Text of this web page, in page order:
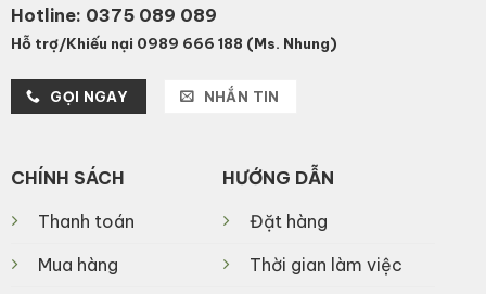
Hotline: 0375 089 089
Hỗ trợ/Khiếu nại 0989 666 188 (Ms. Nhung)
GỌI NGAY NHẮN TIN
CHÍNH SÁCH
Thanh toán
Mua hàng
HƯỚNG DẪN
Đặt hàng
Thời gian làm việc